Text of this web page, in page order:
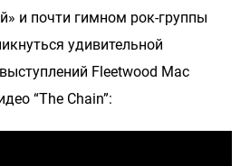
и почти гимном рок-группы
удивительной
Fleetwood Mac
“The Chain”: